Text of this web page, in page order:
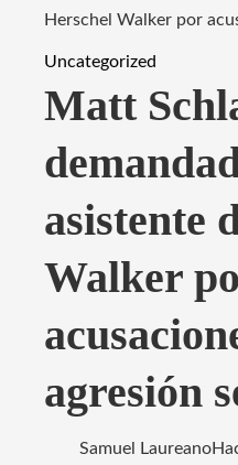
Herschel Walker por
Uncategorized
Matt
asistente
Walker
agresión
Samuel Laureano